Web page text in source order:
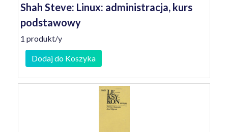
Shah Steve: Linux: administracja, kurs
podstawowy
1 produkt/y
Dodaj do Koszyka